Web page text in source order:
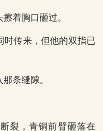
着胸口砸过。
时传来，但他的双指已
条缝隙。
裂，青铜前臂砸落在